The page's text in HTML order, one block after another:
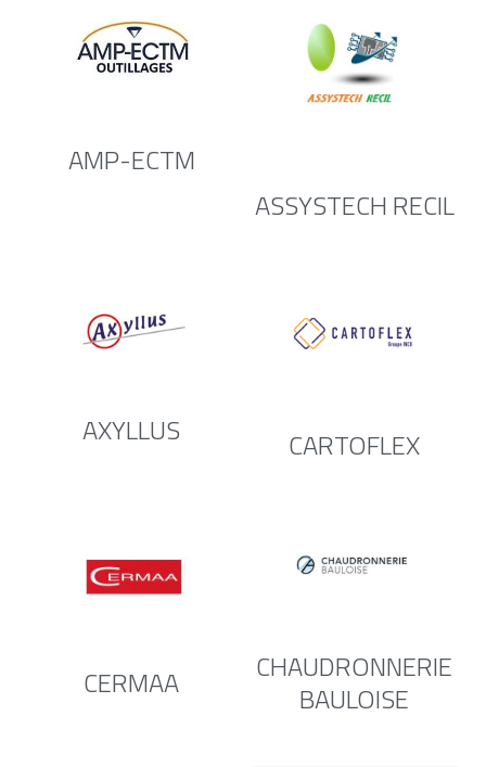
Les partenaires
Contactez-nous
AMP-ECTM
ASSYSTECH RECIL
AXYLLUS CARTOFLEX
CERMAA
CHAUDRONNERIE
BAULOISE